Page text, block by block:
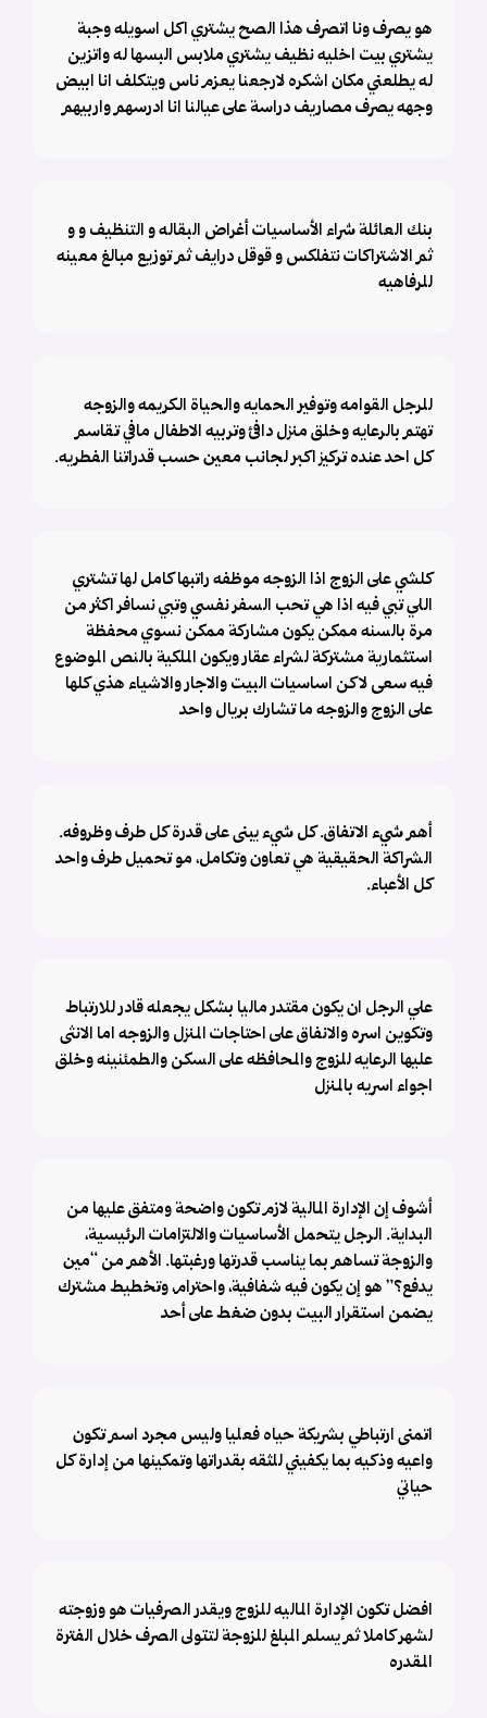
هو يصرف ونا اتصرف هذا الصح يشتري اكل اسويله وجبة
يشتري بيت اخليه نظيف يشتري ملابس البسها له واتزين
له يطلعني مكان اشكره لارجعنا يعزم ناس ويتكلف انا ابيض
وجهه يصرف مصاريف دراسة على عيالنا انا ادرسهم واربيهم
بنك العائلة شراء الأساسيات أغراض البقاله و التنظيف و و
ثم الاشتراكات نتفلكس و قوقل درايف ثم توزيع مبالغ معينه
للرفاهيه
للرجل القوامه وتوفير الحمايه والحياة الكريمه والزوجه
تهتم بالرعايه وخلق منزل دافئ وتربيه الاطفال مافي تقاسم
كل احد عنده تركيز اكبر لجانب معين حسب قدراتنا الفطريه.
كلشي على الزوج اذا الزوجه موظفه راتبها كامل لها تشتري
اللي تبي فيه اذا هي تحب السفر نفسي وتبي نسافر اكثر من
مرة بالسنه ممكن يكون مشاركة ممكن نسوي محفظة
استثمارية مشتركة لشراء عقار ويكون الملكية بالنص الموضوع
فيه سعى لاكن اساسيات البيت والاجار والاشياء هذي كلها
على الزوج والزوجه ما تشارك بريال واحد
أهم شيء الاتفاق. كل شيء يبنى على قدرة كل طرف وظروفه.
الشراكة الحقيقية هي تعاون وتكامل، مو تحميل طرف واحد
كل الأعباء.
علي الرجل ان يكون مقتدر ماليا بشكل يجعله قادر للارتباط
وتكوين اسره والانفاق على احتاجات المنزل والزوجه اما الانثى
عليها الرعايه للزوج والمحافظه على السكن والطمئنينه وخلق
اجواء اسريه بالمنزل
أشوف إن الإدارة المالية لازم تكون واضحة ومتفق عليها من
البداية. الرجل يتحمل الأساسيات والالتزامات الرئيسية،
والزوجة تساهم بما يناسب قدرتها ورغبتها. الأهم من “مين
يدفع؟” هو إن يكون فيه شفافية، واحترام، وتخطيط مشترك
يضمن استقرار البيت بدون ضغط على أحد
اتمنى ارتباطي بشريكة حياه فعليا وليس مجرد اسم تكون
واعيه وذكيه بما يكفيني للثقه بقدراتها وتمكينها من إدارة كل
حياتي
افضل تكون الإدارة الماليه للزوج ويقدر الصرفيات هو وزوجته
لشهر كاملا ثم يسلم المبلغ للزوجة لتتولى الصرف خلال الفترة
المقدره